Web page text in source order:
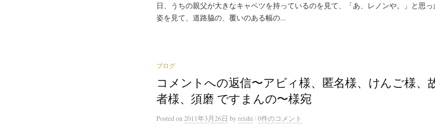
日、うちの親父が大きなキャベツを持っているのを見て、「あ、レノンや。」と思
姿を見て、道路脇の、覆いのある幅の...
ブログ
コメントへの返信〜アビィ様、匿名様、けんご様、
者様、須磨 ですまんの〜様宛
Postedon 2011年3月26日 by reishi /0件のコメント